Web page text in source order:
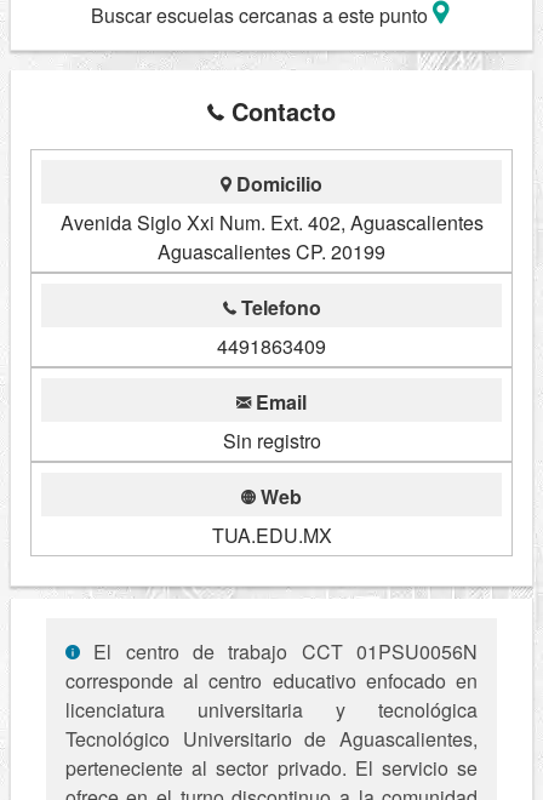
Buscar escuelas cercanas a este punto
Contacto
Domicilio
Avenida Siglo Xxi Num. Ext. 402, Aguascalientes
Aguascalientes CP. 20199
Telefono
4491863409
Email
Sin registro
Web
TUA.EDU.MX
El centro de trabajo CCT 01PSU0056N
corresponde al centro educativo enfocado en
licenciatura universitaria y tecnológica
Tecnológico Universitario de Aguascalientes,
perteneciente al sector privado. El servicio se